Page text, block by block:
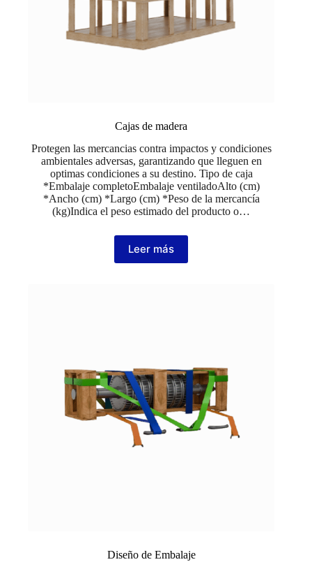
Cajas de madera
Protegen las mercancias contra impactos y condiciones
ambientales adversas, garantizando que lleguen en
optimas condiciones a su destino. Tipo de caja
*Embalaje completoEmbalaje ventiladoAlto (cm)
*Ancho (cm) *Largo (cm) *Peso de la mercancía
(kg)Indica el peso estimado del producto o…
Leer más
Diseño de Embalaje